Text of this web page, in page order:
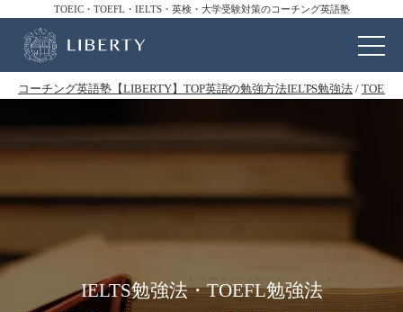
TOEIC・TOEFL・IELTS・英検・大学受験対策のコーチング英語塾
コーチング英語塾【LIBERTY】TOP英語の勉強方法IELTS勉強法 / TOEFL
IELTS勉強法・TOEFL勉強法